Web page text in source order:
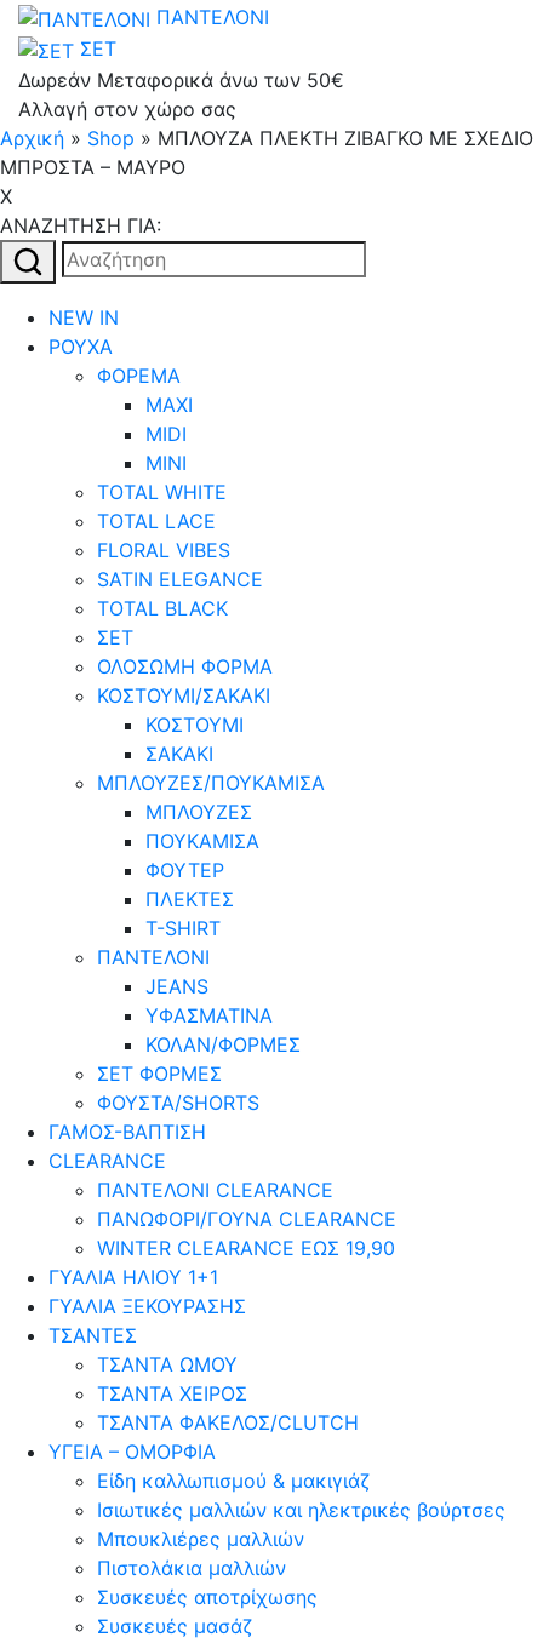
ΠΑΝΤΕΛΟΝΙ
ΣΕΤ
Δωρεάν Μεταφορικά άνω των 50€
Αλλαγή στον χώρο σας
Αρχική » Shop » MΠΛΟΥΖΑ ΠΛΕΚΤΗ ΖΙΒΑΓΚΟ ΜΕ ΣΧΕΔΙΟ
ΜΠΡΟΣΤΑ – ΜΑΥΡΟ
X
AΝΑΖΗΤΗΣΗ ΓΙΑ:
Αναζήτηση
για:
NEW IN
ΡΟΥΧΑ
ΦΟΡΕΜΑ
MAXI
MIDI
MINI
TOTAL WHITE
TOTAL LACE
FLORAL VIBES
SATIN ELEGANCE
TOTAL BLACK
ΣΕΤ
ΟΛΟΣΩΜΗ ΦΟΡΜΑ
ΚΟΣΤΟΥΜΙ/ΣΑΚΑΚΙ
ΚΟΣΤΟΥΜΙ
ΣΑΚΑΚΙ
ΜΠΛΟΥΖΕΣ/ΠΟΥΚΑΜΙΣΑ
ΜΠΛΟΥΖΕΣ
ΠΟΥΚΑΜΙΣΑ
ΦΟΥΤΕΡ
ΠΛΕΚΤΕΣ
T-SHIRT
ΠΑΝΤΕΛΟΝΙ
JEANS
ΥΦΑΣΜΑΤΙΝΑ
ΚΟΛΑΝ/ΦΟΡΜΕΣ
ΣΕΤ ΦΟΡΜΕΣ
ΦΟΥΣΤΑ/SHORTS
ΓΑΜΟΣ-ΒΑΠΤΙΣΗ
CLEARANCE
ΠΑΝΤΕΛΟΝΙ CLEARANCE
ΠΑΝΩΦΟΡΙ/ΓΟΥΝΑ CLEARANCE
WINTER CLEARANCE ΕΩΣ 19,90
ΓΥΑΛΙΑ ΗΛΙΟΥ 1+1
ΓΥΑΛΙΑ ΞΕΚΟΥΡΑΣΗΣ
ΤΣΑΝΤΕΣ
ΤΣΑΝΤΑ ΩΜΟΥ
ΤΣΑΝΤΑ ΧΕΙΡΟΣ
ΤΣΑΝΤΑ ΦΑΚΕΛΟΣ/CLUTCH
ΥΓΕΙΑ – ΟΜΟΡΦΙΑ
Είδη καλλωπισμού & μακιγιάζ
Ισιωτικές μαλλιών και ηλεκτρικές βούρτσες
Μπουκλιέρες μαλλιών
Πιστολάκια μαλλιών
Συσκευές αποτρίχωσης
Συσκευές μασάζ